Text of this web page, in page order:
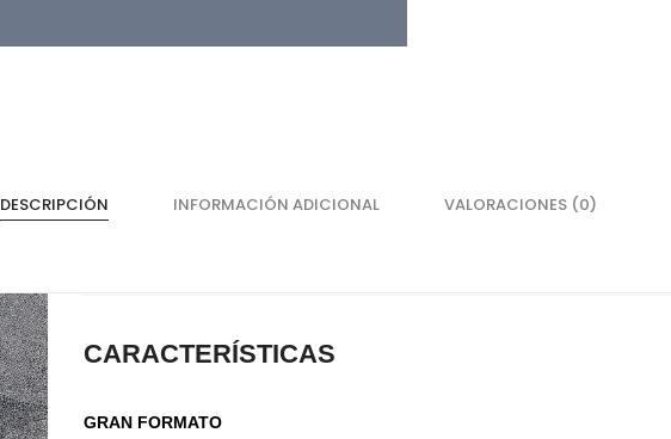
Cajones
Magic Box
DESCRIPCIÓN INFORMACIÓN ADICIONAL VALORACIONES (0)
CARACTERÍSTICAS
GRAN FORMATO